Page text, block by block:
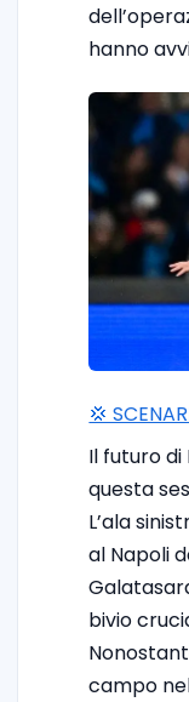
hanno
💢
Il futuro di
questa
L’ala
al Napoli
bivio
campo